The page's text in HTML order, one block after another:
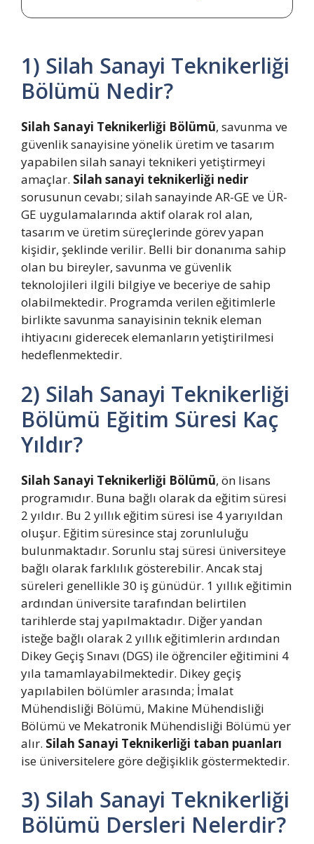
1) Silah Sanayi Teknikerliği
Bölümü Nedir?
Silah Sanayi Teknikerliği Bölümü, savunma ve
güvenlik sanayisine yönelik üretim ve tasarım
yapabilen silah sanayi teknikeri yetiştirmeyi
amaçlar. Silah sanayi teknikerliği nedir
sorusunun cevabı; silah sanayinde AR-GE ve ÜR-
GE uygulamalarında aktif olarak rol alan,
tasarım ve üretim süreçlerinde görev yapan
kişidir, şeklinde verilir. Belli bir donanıma sahip
olan bu bireyler, savunma ve güvenlik
teknolojileri ilgili bilgiye ve beceriye de sahip
olabilmektedir. Programda verilen eğitimlerle
birlikte savunma sanayisinin teknik eleman
ihtiyacını giderecek elemanların yetiştirilmesi
hedeflenmektedir.
2) Silah Sanayi Teknikerliği
Bölümü Eğitim Süresi Kaç
Yıldır?
Silah Sanayi Teknikerliği Bölümü, ön lisans
programıdır. Buna bağlı olarak da eğitim süresi
2 yıldır. Bu 2 yıllık eğitim süresi ise 4 yarıyıldan
oluşur. Eğitim süresince staj zorunluluğu
bulunmaktadır. Sorunlu staj süresi üniversiteye
bağlı olarak farklılık gösterebilir. Ancak staj
süreleri genellikle 30 iş günüdür. 1 yıllık eğitimin
ardından üniversite tarafından belirtilen
tarihlerde staj yapılmaktadır. Diğer yandan
isteğe bağlı olarak 2 yıllık eğitimlerin ardından
Dikey Geçiş Sınavı (DGS) ile öğrenciler eğitimini 4
yıla tamamlayabilmektedir. Dikey geçiş
yapılabilen bölümler arasında; İmalat
Mühendisliği Bölümü, Makine Mühendisliği
Bölümü ve Mekatronik Mühendisliği Bölümü yer
alır. Silah Sanayi Teknikerliği taban puanları
ise üniversitelere göre değişiklik göstermektedir.
3) Silah Sanayi Teknikerliği
Bölümü Dersleri Nelerdir?